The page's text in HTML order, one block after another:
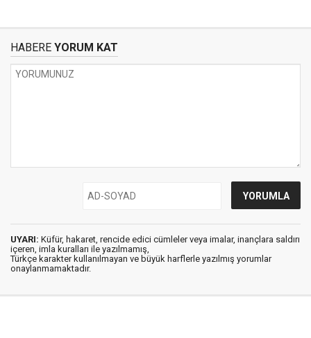
HABERE YORUM KAT
UYARI: Küfür, hakaret, rencide edici cümleler veya imalar, inançlara saldırı
içeren, imla kuralları ile yazılmamış,
Türkçe karakter kullanılmayan ve büyük harflerle yazılmış yorumlar
onaylanmamaktadır.